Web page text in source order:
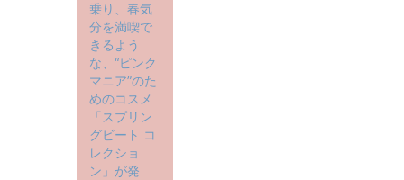
乗り、春気
分を満喫で
きるよう
な、“ピンク
マニア”のた
めのコスメ
「スプリン
グビート コ
レクショ
ン」が発